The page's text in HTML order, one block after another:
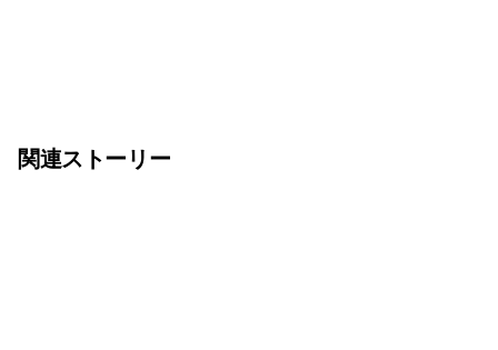
関連ストーリー